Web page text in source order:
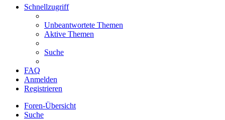
Schnellzugriff
Unbeantwortete Themen
Aktive Themen
Suche
FAQ
Anmelden
Registrieren
Foren-Übersicht
Suche